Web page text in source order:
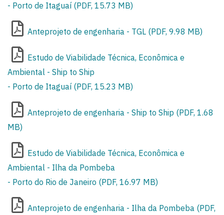
- Porto de Itaguaí (PDF, 15.73 MB)
Anteprojeto de engenharia - TGL (PDF, 9.98 MB)
Estudo de Viabilidade Técnica, Econômica e
Ambiental - Ship to Ship
- Porto de Itaguaí (PDF, 15.23 MB)
Anteprojeto de engenharia - Ship to Ship (PDF, 1.68
MB)
Estudo de Viabilidade Técnica, Econômica e
Ambiental - Ilha da Pombeba
- Porto do Rio de Janeiro (PDF, 16.97 MB)
Anteprojeto de engenharia - Ilha da Pombeba (PDF,